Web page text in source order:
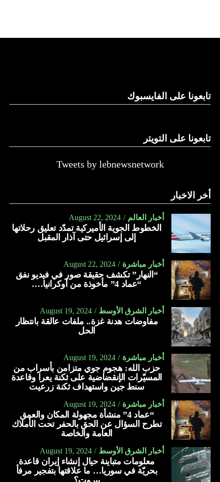
النهار
تابعونا على الفايسبوك
تابعونا على التويتر
Tweets by lebnewsnetwork
أخر الاخبار
أخبار العالم August 22, 2024
الخطوط الجوية الأميركية تمدّد تعليق رحلاتها
إلى إسرائيل حتى آذار المقبل
أخبار مباشرة August 22, 2024
“النهار” تكشف حقيقة صور في فيديو نفق
“عماد 4” مأخوذة من أوكرانيا….
أخبار الشرق الأوسط August 19, 2024
مفاوضات هدنة غزة.. ملفات عالقة بانتظار
الحل
أخبار مباشرة August 19, 2024
حزب الله: هجوم جوي متزامن بأسراب من
المسيّرات الإنقضاضية على ثكنة يعرا وقاعدة
سنط جين واستهداف ثكنة زرعيت
أخبار مباشرة August 19, 2024
“عماد 4” منشأة مجهولة المكان والعمق
تطرح السؤال عن الحق بالحفر تحت الأملاك
العامة والخاصة
أخبار الشرق الأوسط August 19, 2024
معلومات متباينة حيال إنشاء إيران قاعدة
بحريّة في سوريا… ما علاقتها بتفجير مرفأ